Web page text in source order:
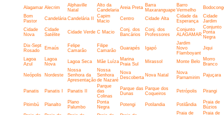
Alagamar Alecrim
Alphaville
Natal
Alto da
Candelaria Areia Preta Barra
Maxaranguape
Barro
Vermelho
Bom
Pastor
Candelária Candelária II
Capim
Macio
Centro Cidade Alta
Cidade da
Esperança
Cidade
Jardim
Cidade
Nova
Cidade
Satélite
Cidade Verde C Macio
Conj. dos
Bancários
Conj. dos
Professores
Conjunto
ALAGAMAR
Conjunto
Ponta
Negra
Dix-Sept
Rosado
Emaús
Felipe
Camarão
Filipe
Camarão
Guarapés Igapó
Jardim
Novo
Flamboyant
Jiqui
Lagoa
Azul
Lagoa
Nova
Lagoa Seca Mãe Luíza Marina
Praia Sul
Mirassol Monte Belo
Morro
Branco
Neópolis Nordeste
Nossa
Senhora da
Apresentação
Nossa
Senhora
de Nazaré
Nova
Descoberta Nova Natal
Nova
Parnamirim
Pajuçara
Panatis Panatis I Panatis II
Parque
das
Colinas
Parque das
Dunas
Parque dos
Coqueiros
Petrópolis Pirangi
Pitimbú Planalto
Plano
Palumbo
Ponta
Negra
Potengi Potilandia Potilândia
Praia de
Búzios
Praia de
Praia de